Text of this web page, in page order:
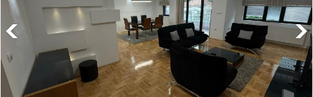
За Нас
Контакт
Најава
MK